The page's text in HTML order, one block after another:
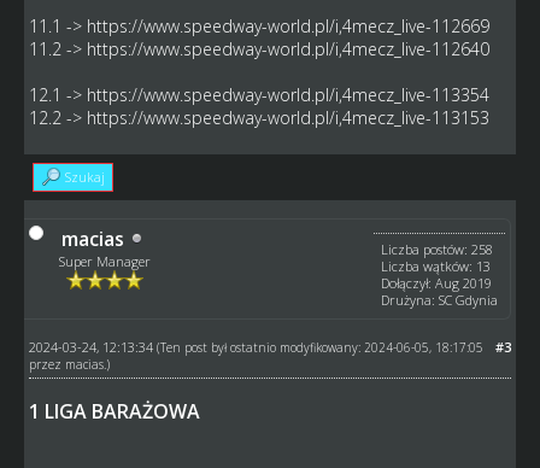
11.1 -> https://www.speedway-world.pl/i,4mecz_live-112669
11.2 -> https://www.speedway-world.pl/i,4mecz_live-112640
12.1 -> https://www.speedway-world.pl/i,4mecz_live-113354
12.2 -> https://www.speedway-world.pl/i,4mecz_live-113153
Szukaj
macias
Super Manager
Liczba postów: 258
Liczba wątków: 13
Dołączył: Aug 2019
Drużyna: SC Gdynia
#3
2024-03-24, 12:13:34 (Ten post był ostatnio modyfikowany: 2024-06-05, 18:17:05
przez macias.)
1 LIGA BARAŻOWA